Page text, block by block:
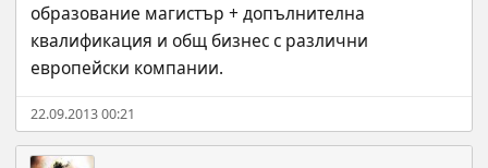
образование магистър + допълнителна
квалификация и общ бизнес с различни
европейски компании.
22.09.2013 00:21